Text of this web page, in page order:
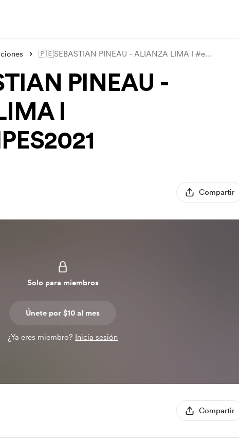
🇵🇪SEBASTIAN PINEAU - ALIANZA LIMA I #e...
PINEAU -
I
Compartir
Solo para miembros
Únete por $10 al mes
¿Ya eres miembro? Inicia sesión
Compartir